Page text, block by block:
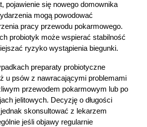
pojawienie się nowego domownika
mogą powodować
pracy przewodu pokarmowego.
probiotyk może wspierać stabilność
ryzyko wystąpienia biegunki.
preparaty probiotyczne
u psów z nawracającymi problemami
przewodem pokarmowym lub po
jelitowych. Decyzję o długości
skonsultować z lekarzem
jeśli objawy regularnie